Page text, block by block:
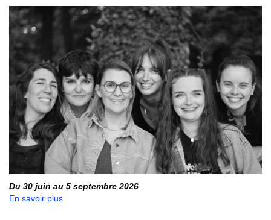
Du 30 juin au 5 septembre 2026
En savoir plus